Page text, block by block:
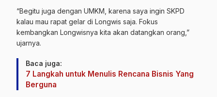
“Begitu juga dengan UMKM, karena saya ingin SKPD
kalau mau rapat gelar di Longwis saja. Fokus
kembangkan Longwisnya kita akan datangkan orang,”
ujarnya.
Baca juga:
7 Langkah untuk Menulis Rencana Bisnis Yang
Berguna